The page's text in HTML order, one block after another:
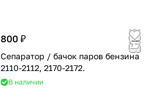
800 ₽
Сепаратор / бачок паров бензина
2110-2112, 2170-2172.
В наличии